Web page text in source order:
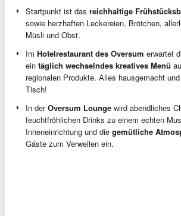
Startpunkt ist das reichhaltige
sowie herzhaften Leckereien, Brötchen,
Müsli und Obst.
Im Hotelrestaurant des Oversum erwartet
ein täglich wechselndes kreatives Menü
regionalen Produkte. Alles hausgemacht
Tisch!
In derOversum Lounge wird abendliches
feuchtfröhlichen Drinks zu einem echten
Inneneinrichtung und die gemütliche
Gäste zum Verweilen ein.